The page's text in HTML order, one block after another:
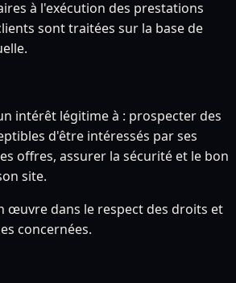
à l'exécution des prestations
sont traitées sur la base de
intérêt légitime à : prospecter des
d'être intéressés par ses
offres, assurer la sécurité et le bon
site.
œuvre dans le respect des droits et
concernées.